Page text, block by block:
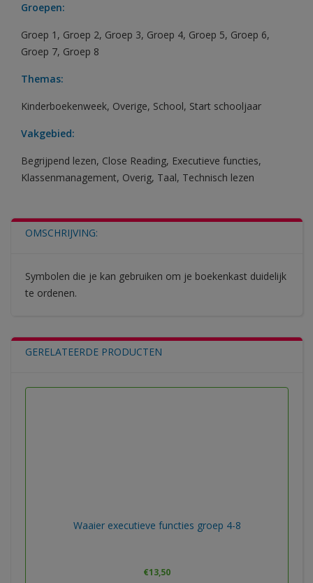
Groepen:
Groep 1 , Groep 2, Groep 3, Groep 4, Groep 5, Groep 6,
Groep 7, Groep 8
Themas:
Kinderboekenweek, Overige, School, Start schooljaar
Vakgebied:
Begrijpend lezen, Close Reading, Executieve functies,
Klassenmanagement, Overig, Taal, Technisch lezen
OMSCHRIJVING:
Symbolen die je kan gebruiken om je boekenkast duidelijk
te ordenen.
GERELATEERDE PRODUCTEN
Waaier executieve functies groep 4-8
€13,50